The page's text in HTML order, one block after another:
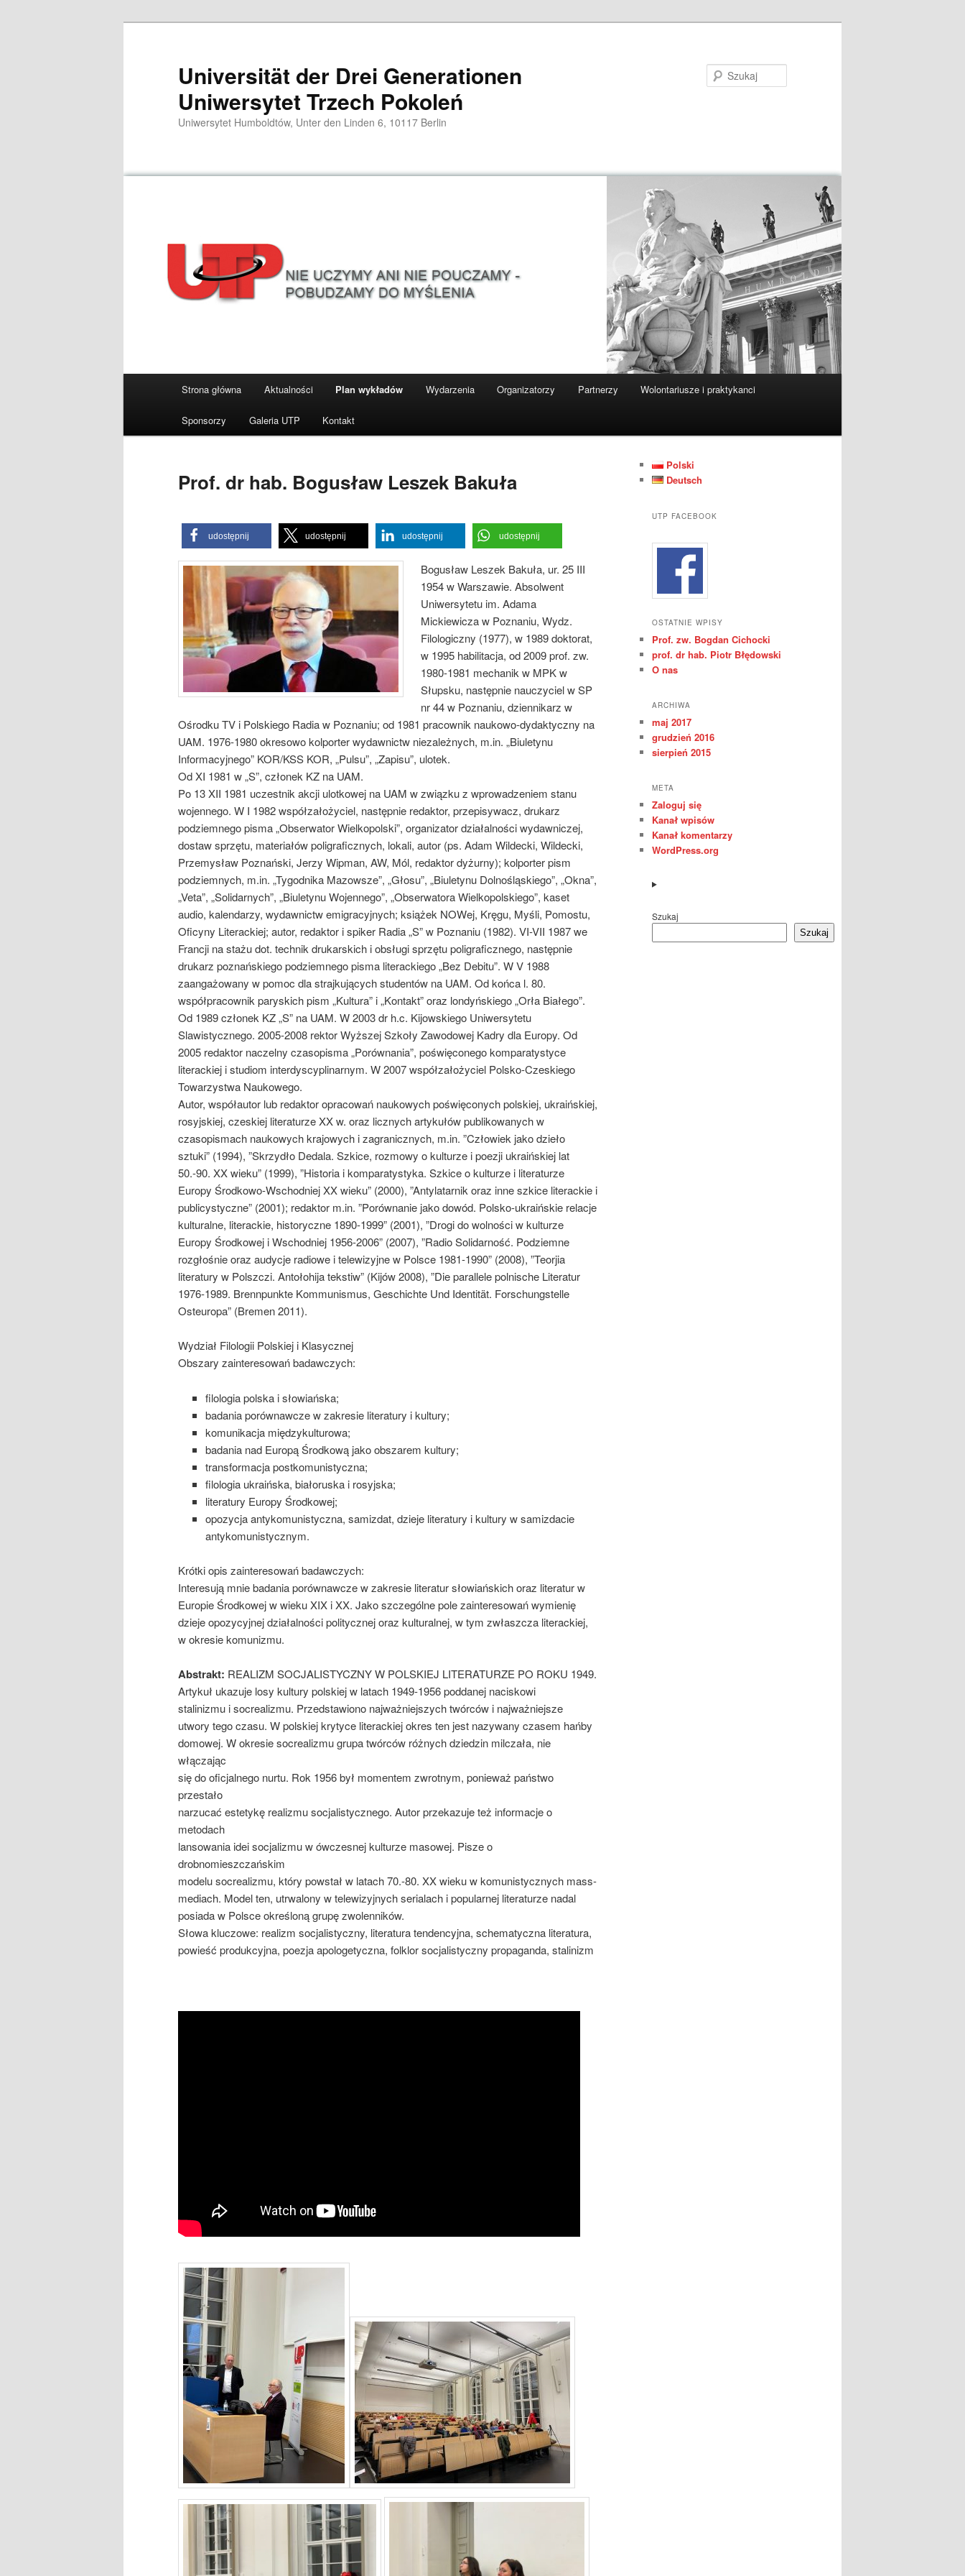
Universität der Drei Generationen
Uniwersytet Trzech Pokoleń
Uniwersytet Humboldtów, Unter den Linden 6, 10117 Berlin
Strona główna Aktualności Plan wykładów Wydarzenia Organizatorzy Partnerzy Wolontariusze i praktykanci
Sponsorzy Galeria UTP Kontakt
Prof. dr hab. Bogusław Leszek Bakuła
udostępnij udostępnij udostępnij udostępnij
Bogusław Leszek Bakuła, ur. 25 III
1954 w Warszawie. Absolwent
Uniwersytetu im. Adama
Mickiewicza w Poznaniu, Wydz.
Filologiczny (1977), w 1989 doktorat,
w 1995 habilitacja, od 2009 prof. zw.
1980-1981 mechanik w MPK w
Słupsku, następnie nauczyciel w SP
nr 44 w Poznaniu, dziennikarz w
Ośrodku TV i Polskiego Radia w Poznaniu; od 1981 pracownik naukowo-dydaktyczny na
UAM. 1976-1980 okresowo kolporter wydawnictw niezależnych, m.in. „Biuletynu
Informacyjnego” KOR/KSS KOR, „Pulsu”, „Zapisu”, ulotek.
Od XI 1981 w „S”, członek KZ na UAM.
Po 13 XII 1981 uczestnik akcji ulotkowej na UAM w związku z wprowadzeniem stanu
wojennego. W I 1982 współzałożyciel, następnie redaktor, przepisywacz, drukarz
podziemnego pisma „Obserwator Wielkopolski”, organizator działalności wydawniczej,
dostaw sprzętu, materiałów poligraficznych, lokali, autor (ps. Adam Wildecki, Wildecki,
Przemysław Poznański, Jerzy Wipman, AW, Mól, redaktor dyżurny); kolporter pism
podziemnych, m.in. „Tygodnika Mazowsze”, „Głosu”, „Biuletynu Dolnośląskiego”, „Okna”,
„Veta”, „Solidarnych”, „Biuletynu Wojennego”, „Obserwatora Wielkopolskiego”, kaset
audio, kalendarzy, wydawnictw emigracyjnych; książek NOWej, Kręgu, Myśli, Pomostu,
Oficyny Literackiej; autor, redaktor i spiker Radia „S” w Poznaniu (1982). VI-VII 1987 we
Francji na stażu dot. technik drukarskich i obsługi sprzętu poligraficznego, następnie
drukarz poznańskiego podziemnego pisma literackiego „Bez Debitu”. W V 1988
zaangażowany w pomoc dla strajkujących studentów na UAM. Od końca l. 80.
współpracownik paryskich pism „Kultura” i „Kontakt” oraz londyńskiego „Orła Białego”.
Od 1989 członek KZ „S” na UAM. W 2003 dr h.c. Kijowskiego Uniwersytetu
Slawistycznego. 2005-2008 rektor Wyższej Szkoły Zawodowej Kadry dla Europy. Od
2005 redaktor naczelny czasopisma „Porównania”, poświęconego komparatystyce
literackiej i studiom interdyscyplinarnym. W 2007 współzałożyciel Polsko-Czeskiego
Towarzystwa Naukowego.
Autor, współautor lub redaktor opracowań naukowych poświęconych polskiej, ukraińskiej,
rosyjskiej, czeskiej literaturze XX w. oraz licznych artykułów publikowanych w
czasopismach naukowych krajowych i zagranicznych, m.in. ”Człowiek jako dzieło
sztuki” (1994), ”Skrzydło Dedala. Szkice, rozmowy o kulturze i poezji ukraińskiej lat
50.-90. XX wieku” (1999), ”Historia i komparatystyka. Szkice o kulturze i literaturze
Europy Środkowo-Wschodniej XX wieku” (2000), ”Antylatarnik oraz inne szkice literackie i
publicystyczne” (2001); redaktor m.in. ”Porównanie jako dowód. Polsko-ukraińskie relacje
kulturalne, literackie, historyczne 1890-1999” (2001), ”Drogi do wolności w kulturze
Europy Środkowej i Wschodniej 1956-2006” (2007), ”Radio Solidarność. Podziemne
rozgłośnie oraz audycje radiowe i telewizyjne w Polsce 1981-1990” (2008), ”Teorjia
literatury w Polszczi. Antołohija tekstiw” (Kijów 2008), ”Die parallele polnische Literatur
1976-1989. Brennpunkte Kommunismus, Geschichte Und Identität. Forschungstelle
Osteuropa” (Bremen 2011).
Wydział Filologii Polskiej i Klasycznej
Obszary zainteresowań badawczych:
filologia polska i słowiańska;
badania porównawcze w zakresie literatury i kultury;
komunikacja międzykulturowa;
badania nad Europą Środkową jako obszarem kultury;
transformacja postkomunistyczna;
filologia ukraińska, białoruska i rosyjska;
literatury Europy Środkowej;
opozycja antykomunistyczna, samizdat, dzieje literatury i kultury w samizdacie
antykomunistycznym.
Krótki opis zainteresowań badawczych:
Interesują mnie badania porównawcze w zakresie literatur słowiańskich oraz literatur w
Europie Środkowej w wieku XIX i XX. Jako szczególne pole zainteresowań wymienię
dzieje opozycyjnej działalności politycznej oraz kulturalnej, w tym zwłaszcza literackiej,
w okresie komunizmu.
Abstrakt: REALIZM SOCJALISTYCZNY W POLSKIEJ LITERATURZE PO ROKU 1949.
Artykuł ukazuje losy kultury polskiej w latach 1949-1956 poddanej naciskowi
stalinizmu i socrealizmu. Przedstawiono najważniejszych twórców i najważniejsze
utwory tego czasu. W polskiej krytyce literackiej okres ten jest nazywany czasem hańby
domowej. W okresie socrealizmu grupa twórców różnych dziedzin milczała, nie
włączając
się do oficjalnego nurtu. Rok 1956 był momentem zwrotnym, ponieważ państwo
przestało
narzucać estetykę realizmu socjalistycznego. Autor przekazuje też informacje o
metodach
lansowania idei socjalizmu w ówczesnej kulturze masowej. Pisze o
drobnomieszczańskim
modelu socrealizmu, który powstał w latach 70.-80. XX wieku w komunistycznych mass-
mediach. Model ten, utrwalony w telewizyjnych serialach i popularnej literaturze nadal
posiada w Polsce określoną grupę zwolenników.
Słowa kluczowe: realizm socjalistyczny, literatura tendencyjna, schematyczna literatura,
powieść produkcyjna, poezja apologetyczna, folklor socjalistyczny propaganda, stalinizm
Polski
Deutsch
UTP FACEBOOK
OSTATNIE WPISY
Prof. zw. Bogdan Cichocki
prof. dr hab. Piotr Błędowski
O nas
ARCHIWA
maj 2017
grudzień 2016
sierpień 2015
META
Zaloguj się
Kanał wpisów
Kanał komentarzy
WordPress.org
Szukaj
Szukaj